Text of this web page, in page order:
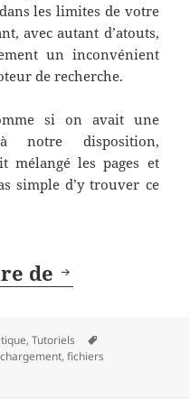
les limites de votre
avec autant d’atouts,
un inconvénient
de recherche.
si on avait une
notre disposition,
mélangé les pages et
simple d’y trouver ce
de Chercher
,Tutoriels
clés
,fichiers